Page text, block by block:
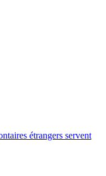
étrangers servent